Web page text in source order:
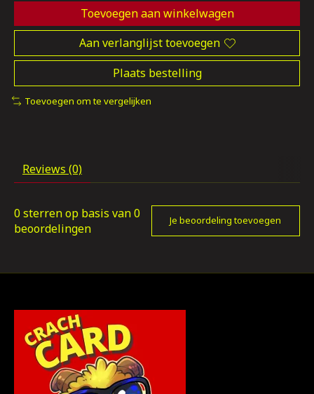
Toevoegen aan winkelwagen
Aan verlanglijst toevoegen
Plaats bestelling
Toevoegen om te vergelijken
Reviews (0)
0 sterren op basis van0
beoordelingen
Je beoordeling toevoegen